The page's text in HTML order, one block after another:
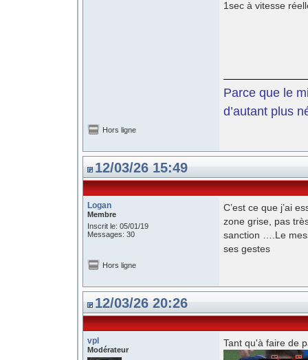
1sec à vitesse
Parce que le
d’autant plus
Hors ligne
12/03/26 15:49
Logan
Membre
Inscrit le: 05/01/19
Messages: 30
C’est ce que j’ai
zone grise, pas
sanction ….Le
ses gestes
Hors ligne
12/03/26 20:26
vpl
Modérateur
Tant qu'à faire de